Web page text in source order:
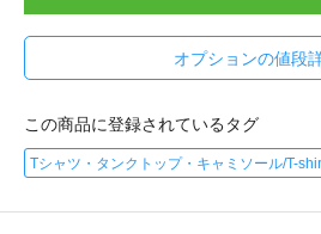
オプションの値段
この商品に登録されているタグ
Tシャツ・タンクトップ・キャミソール/T-